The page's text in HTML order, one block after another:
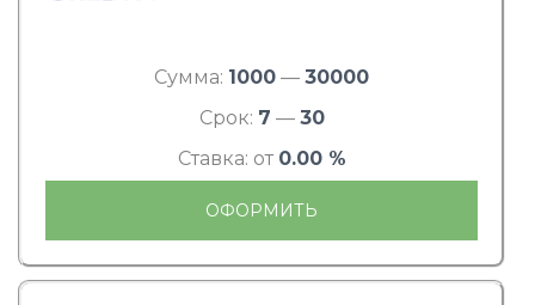
Сумма: 1000 — 30000
Срок: 7 — 30
Ставка: от 0.00 %
ОФОРМИТЬ